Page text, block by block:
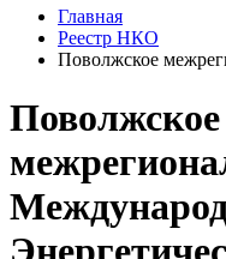
Главная
Реестр НКО
Поволжское
Поволжское